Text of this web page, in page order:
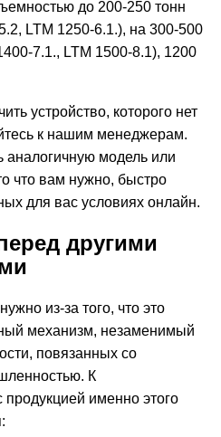
до 200-250 тонн
LTM 1250-6.1.), на 300-500
7.1., LTM 1500-8.1), 1200
устройство, которого нет
к нашим менеджерам.
модель или
что вам нужно, быстро
для вас условиях онлайн.
другими
из-за того, что это
механизм, незаменимый
повязанных со
К
именно этого